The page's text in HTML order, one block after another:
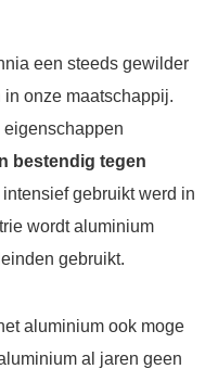
een steeds gewilder
onze maatschappij.
bestendig tegen
gebruikt werd in
wordt aluminium
gebruikt.
aluminium ook moge
al jaren geen